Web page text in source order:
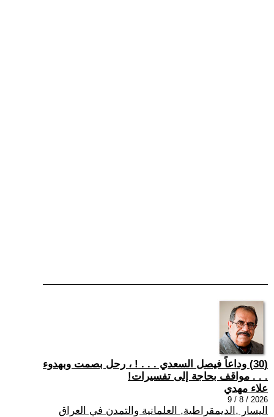
(30) وداعاً فيصل السعدي . . . ! ، رحل بصمت وبهدوء
. . . مواقف بحاجة إلى تفسيرات!
علاء مهدي
2026 / 8 / 9
اليسار ,الديمقراطية, العلمانية والتمدن في العراق